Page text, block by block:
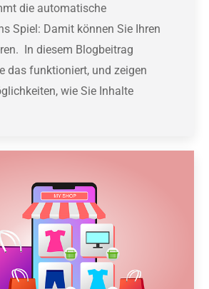
die automatische
Spiel: Damit können Sie Ihren
In diesem Blogbeitrag
das funktioniert, und zeigen
wie Sie Inhalte